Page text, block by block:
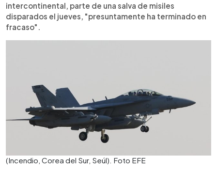
intercontinental, parte de una salva de misiles
disparados el jueves, "presuntamente ha terminado en
fracaso".
(Incendio, Corea del Sur, Seúl). Foto EFE